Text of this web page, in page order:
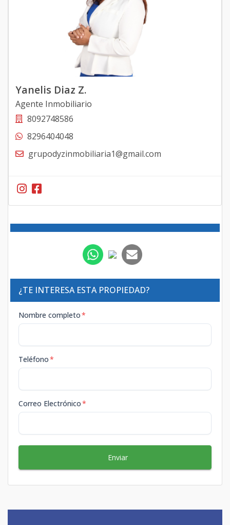
Yanelis Diaz Z.
Agente Inmobiliario
8092748586
8296404048
grupodyzinmobiliaria1@gmail.com
¿TE INTERESA ESTA PROPIEDAD?
Nombre completo*
Teléfono*
Correo Electrónico*
Enviar